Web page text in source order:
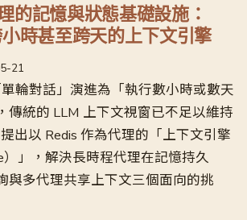
的記憶與狀態基礎設施：
時甚至跨天的上下文引擎
21
輪對話」演進為「執行數小時或數天
傳統的 LLM 上下文視窗已不足以維持
提出以 Redis 作為代理的「上下文引擎
）」，解決長時程代理在記憶持久
與多代理共享上下文三個面向的挑